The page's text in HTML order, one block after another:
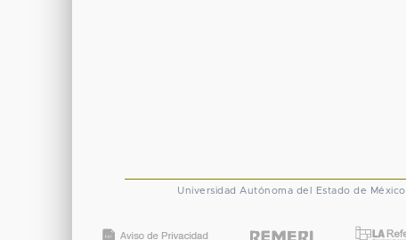
Universidad Autónoma del Estado de México